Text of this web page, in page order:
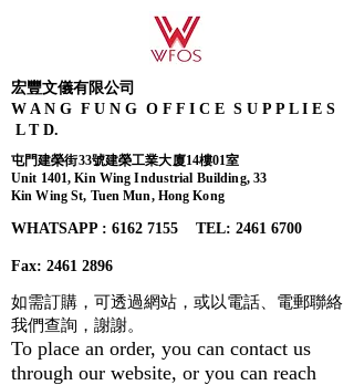
宏豐文儀有限公司
W A N G F U N G O F F I C E S U P P L I E S
L T D.
屯門建榮街33號建榮工業大廈14樓01室
Unit 1401, Kin Wing Industrial Building, 33
Kin Wing St, Tuen Mun, Hong Kong
WHATSAPP : 6162 7155​ TEL: 2461 6700
Fax: 2461 2896
如需訂購，可透過網站，或以電話、電郵聯絡
我們查詢， 謝謝。
To place an order, you can contact us
through our website, or you can reach